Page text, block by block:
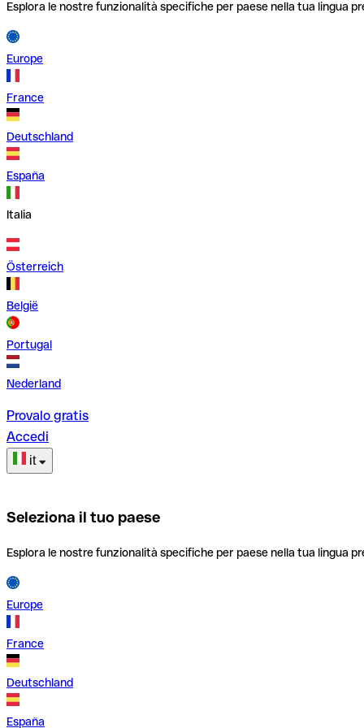
Esplora le nostre funzionalità specifiche per paese nella tua lingua
Europe
France
Deutschland
España
Italia
Österreich
België
Portugal
Nederland
Provalo gratis
Accedi
it
Seleziona il tuo paese
Esplora le nostre funzionalità specifiche per paese nella tua lingua
Europe
France
Deutschland
España